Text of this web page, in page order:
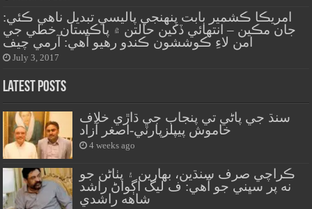
امريڪا ڪشمير بابت پنهنجي پاليسي تبديل ناهي ڪئي:
جان مڪين – انتهائي ڏکين حالتن ۾ پاڪستان خطي جي
امن لاءِ ڪوششون ڪندو رهيو آهي: آرمي چيف
July 3, 2017
Latest Posts
سنڌ جي پاڻي تي پنجاب جي ڌاڙي خلاف
خاموش پيپلزپارٽي-اصغر آزاد
4 weeks ago
ڪراچي صرف سنڌين، بهارين ۽ پٺاڻن جو
نه پر سڀني جو آهي: ف ليگ اڳواڻ راشد
شاهه راشدي